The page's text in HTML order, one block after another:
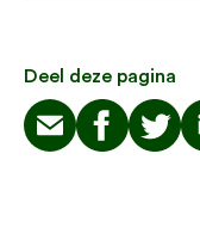
Deel deze pagina